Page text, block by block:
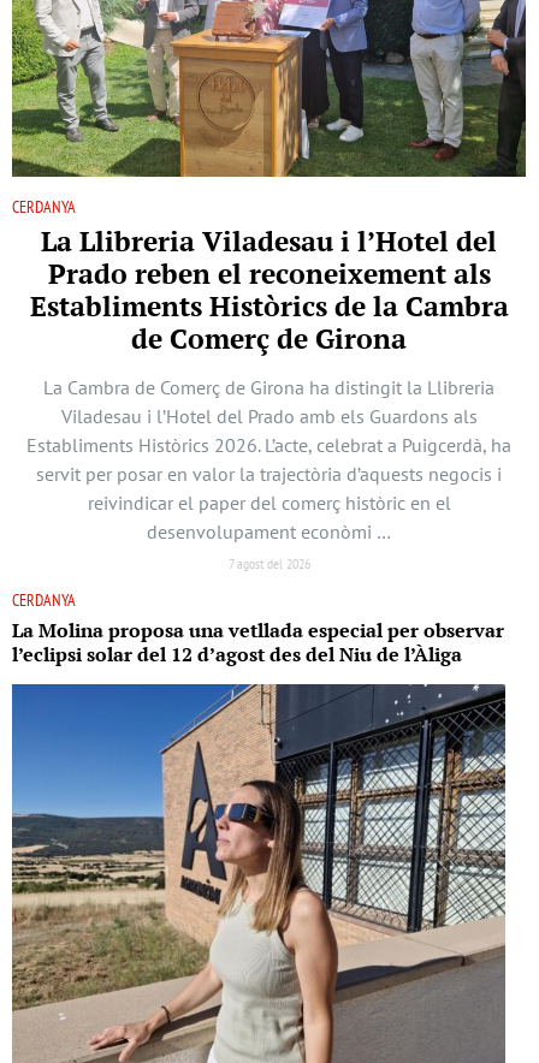
CERDANYA
La Llibreria Viladesau i l’Hotel del
Prado reben el reconeixement als
Establiments Històrics de la Cambra
de Comerç de Girona
La Cambra de Comerç de Girona ha distingit la Llibreria
Viladesau i l’Hotel del Prado amb els Guardons als
Establiments Històrics 2026. L’acte, celebrat a Puigcerdà, ha
servit per posar en valor la trajectòria d’aquests negocis i
reivindicar el paper del comerç històric en el
desenvolupament econòmi …
7 agost del 2026
CERDANYA
La Molina proposa una vetllada especial per observar
l’eclipsi solar del 12 d’agost des del Niu de l’Àliga